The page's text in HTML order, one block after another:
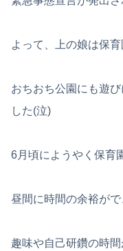
よって、上の娘は保育
おちおち公園にも遊
した(泣)
6月頃にようやく保育
昼間に時間の余裕がで
趣味や自己研鑽の時